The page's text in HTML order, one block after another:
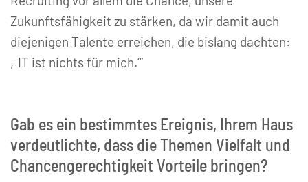
Zukunftsfähigkeit zu stärken, da wir damit auch
diejenigen Talente erreichen, die bislang dachten:
‚IT ist nichts für mich.‘“
Gab es ein bestimmtes Ereignis, Ihrem Haus
verdeutlichte, dass die Themen Vielfalt und
Chancengerechtigkeit Vorteile bringen?